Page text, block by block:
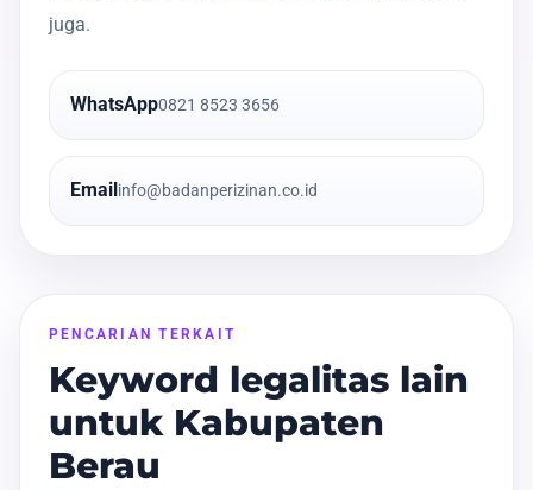
juga.
WhatsApp0821 8523 3656
Email info@badanperizinan.co.id
PENCARIAN TERKAIT
Keyword legalitas lain
untuk Kabupaten
Berau